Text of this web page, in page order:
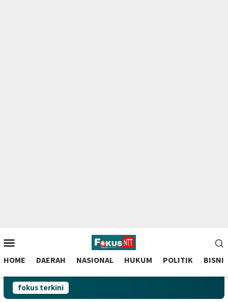
to
contentMobile
HOME DAERAH NASIONAL HUKUM POLITIK BISNIS
fokus terkini